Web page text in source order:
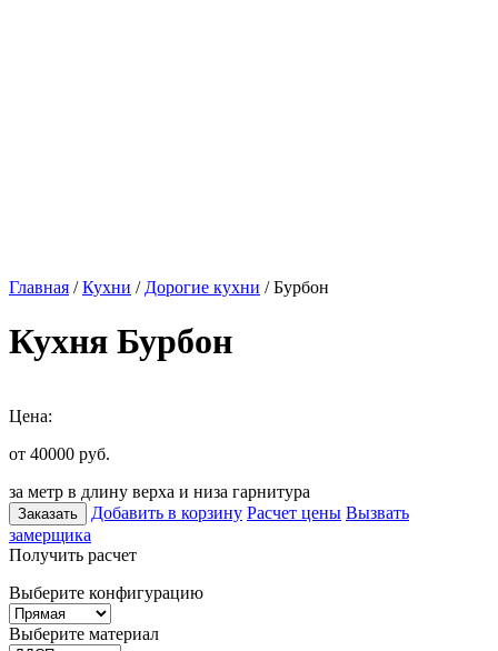
Главная /Кухни / Дорогие кухни / Бурбон
Кухня Бурбон
Цена:
от 40000 руб.
за метр в длину верха и низа гарнитура
Заказать Добавить в корзину Расчет цены Вызвать
замерщика
Получить расчет
Выберите конфигурацию
Выберите материал